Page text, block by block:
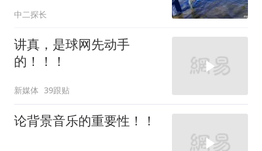
中二探长
讲真，是球网先动手
的！！！
新媒体 39跟贴
论背景音乐的重要性！！